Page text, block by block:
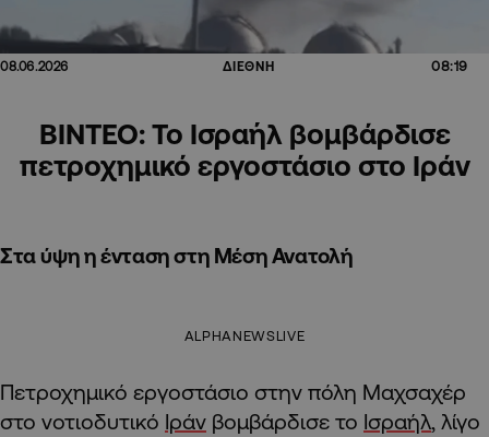
08.06.2026 ΔΙΕΘΝΗ 08:19
ΒΙΝΤΕΟ: To Ισραήλ βομβάρδισε
πετροχημικό εργοστάσιο στο Ιράν
Στα ύψη η ένταση στη Μέση Ανατολή
ALPHANEWSLIVE
Πετροχημικό εργοστάσιο στην πόλη Μαχσαχέρ
στο νοτιοδυτικό Ιράν βομβάρδισε το Ισραήλ, λίγο